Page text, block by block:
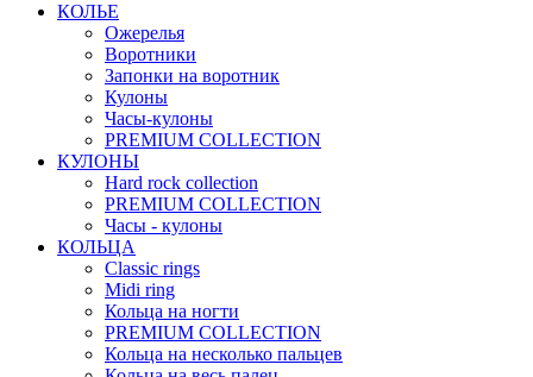
КОЛЬЕ
Ожерелья
Воротники
Запонки на воротник
Кулоны
Часы-кулоны
PREMIUM COLLECTION
КУЛОНЫ
Hard rock collection
PREMIUM COLLECTION
Часы - кулоны
КОЛЬЦА
Classic rings
Midi ring
Кольца на ногти
PREMIUM COLLECTION
Кольца на несколько пальцев